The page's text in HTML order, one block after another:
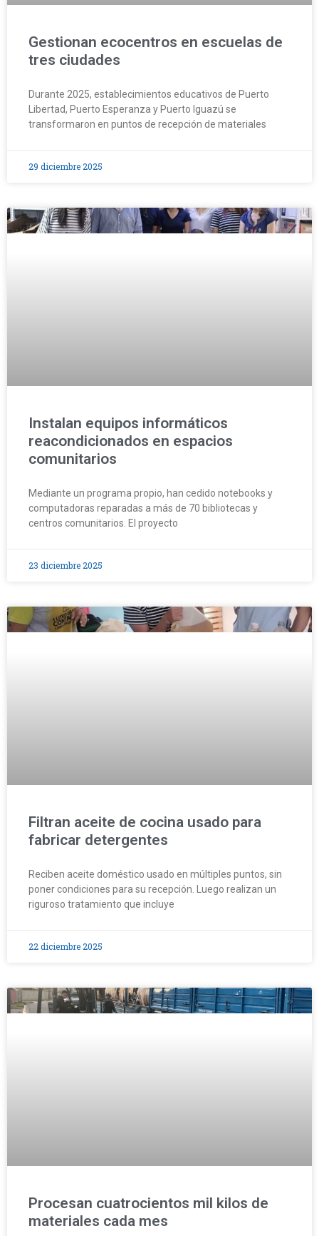
Gestionan ecocentros en escuelas de
tres ciudades
Durante 2025, establecimientos educativos de Puerto
Libertad, Puerto Esperanza y Puerto Iguazú se
transformaron en puntos de recepción de materiales
29 diciembre 2025
Instalan equipos informáticos
reacondicionados en espacios
comunitarios
Mediante un programa propio, han cedido notebooks y
computadoras reparadas a más de 70 bibliotecas y
centros comunitarios. El proyecto
23 diciembre 2025
Filtran aceite de cocina usado para
fabricar detergentes
Reciben aceite doméstico usado en múltiples puntos, sin
poner condiciones para su recepción. Luego realizan un
riguroso tratamiento que incluye
22 diciembre 2025
Procesan cuatrocientos mil kilos de
materiales cada mes